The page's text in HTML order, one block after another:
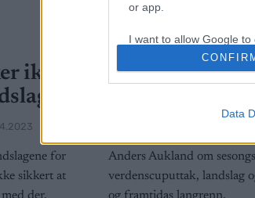
or app.
I want to allow Google
Data
ikke
for
sikkert at
|Ski
Auklands
Anders Aukland om
verdenscuputtak, landslag